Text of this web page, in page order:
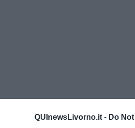
QUInewsLivorno.it - Do
di Franco Bonciani